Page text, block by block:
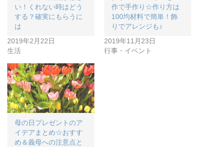
い！くれない時はどう
する？確実にもらうに
は
2019年2月22日
生活
作で手作り☆作り方は
100均材料で簡単！飾
りでアレンジも♪
2019年11月23日
行事・イベント
母の日プレゼントのア
イデアまとめ☆おすす
め＆義母への注意点と